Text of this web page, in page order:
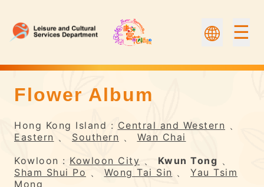
☰
Flower Album | Flower Appreciation
Flower Album
Hong Kong Island : Central and Western 、
Eastern 、 Southern 、 Wan Chai
Kowloon : Kowloon City 、 Kwun Tong 、
Sham Shui Po 、 Wong Tai Sin 、 Yau Tsim
Mong